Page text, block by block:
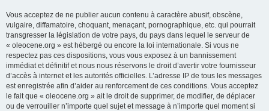
Vous acceptez de ne publier aucun contenu à caractère abusif, obscène,
vulgaire, diffamatoire, choquant, menaçant, pornographique, etc. qui pourrait
transgresser la législation de votre pays, du pays dans lequel le serveur de
« oleocene.org » est hébergé ou encore la loi internationale. Si vous ne
respectez pas ces dispositions, vous vous exposez à un bannissement
immédiat et définitif et nous nous réservons le droit d’avertir votre fournisseur
d’accès à internet et les autorités officielles. L’adresse IP de tous les messages
est enregistrée afin d’aider au renforcement de ces conditions. Vous acceptez
le fait que « oleocene.org » ait le droit de supprimer, de modifier, de déplacer
ou de verrouiller n’importe quel sujet et message à n’importe quel moment si